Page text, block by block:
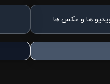
ها و عکس ها